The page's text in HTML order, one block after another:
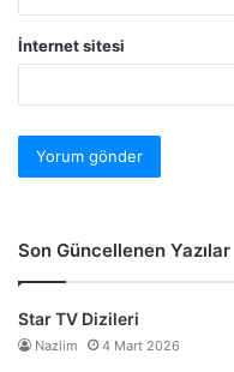
İnternet sitesi
Son Güncellenen Yazılar
Star TV Dizileri
Nazlim 4 Mart 2026